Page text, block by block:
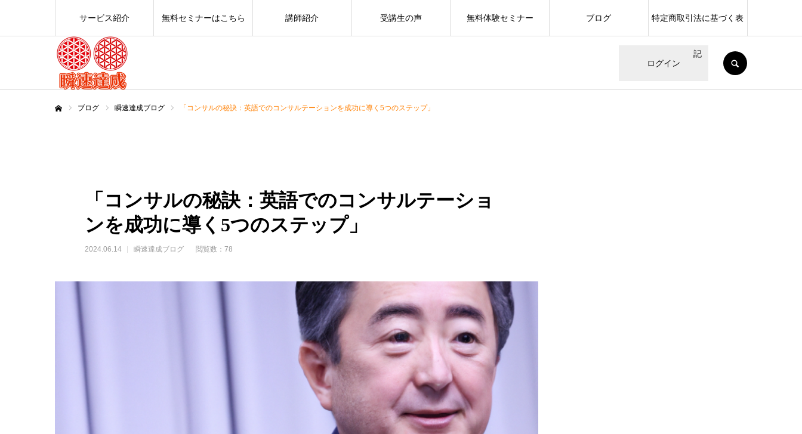
ログイン
サービス紹介 無料セミナーはこちら 講師紹介 受講生の声 無料体験セミナー ブログ 特定商取引法に基づく表
記
ブログ 瞬速達成ブログ 「コンサルの秘訣：英語でのコンサルテーションを成功に導く5つのステップ」
「コンサルの秘訣：英語でのコンサルテーショ
ンを成功に導く5つのステップ」
2024.06.14 瞬速達成ブログ 閲覧数：78